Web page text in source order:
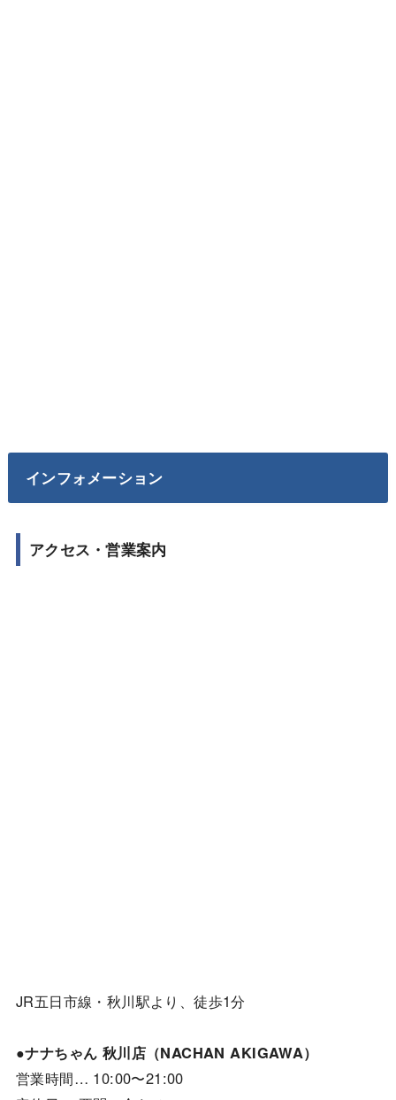
インフォメーション
アクセス・営業案内
JR五日市線・秋川駅より、徒歩1分
●ナナちゃん 秋川店（NACHAN AKIGAWA）
営業時間… 10:00〜21:00